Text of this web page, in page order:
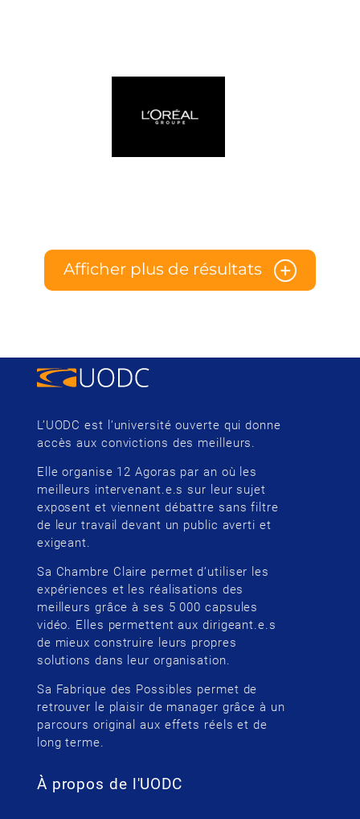
Afficher plus de résultats
L’UODC est l’université ouverte qui donne
accès aux convictions des meilleurs.
Elle organise 12 Agoras par an où les
meilleurs intervenant.e.s sur leur sujet
exposent et viennent débattre sans filtre
de leur travail devant un public averti et
exigeant.
Sa Chambre Claire permet d’utiliser les
expériences et les réalisations des
meilleurs grâce à ses 5 000 capsules
vidéo. Elles permettent aux dirigeant.e.s
de mieux construire leurs propres
solutions dans leur organisation.
Sa Fabrique des Possibles permet de
retrouver le plaisir de manager grâce à un
parcours original aux effets réels et de
long terme.
À propos de l'UODC